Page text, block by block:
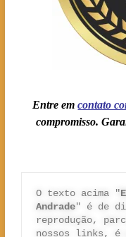
Entre emcontato
compromisso.
O texto acima "
Andrade" é de
reprodução,
nossos links, é